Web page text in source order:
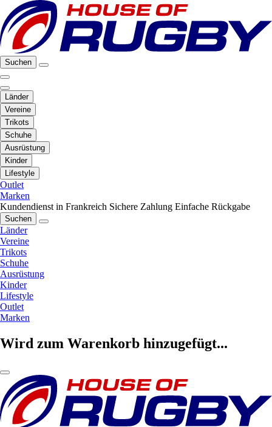
Suchen
Länder
Vereine
Trikots
Schuhe
Ausrüstung
Kinder
Lifestyle
Outlet
Marken
Kundendienst in Frankreich Sichere Zahlung Einfache Rückgabe
Suchen
Länder
Vereine
Trikots
Schuhe
Ausrüstung
Kinder
Lifestyle
Outlet
Marken
Wird zum Warenkorb hinzugefügt...